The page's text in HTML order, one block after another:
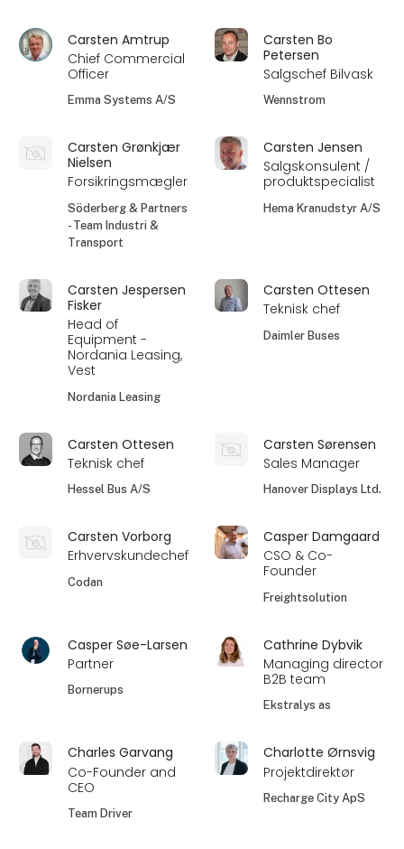
Carsten Amtrup
Chief Commercial
Officer
Emma Systems A/S
Carsten Bo
Petersen
Salgschef Bilvask
Wennstrom
Carsten Grønkjær
Nielsen
Forsikringsmægler
Söderberg & Partners
- Team Industri &
Transport
Carsten Jensen
Salgskonsulent /
produktspecialist
Hema Kranudstyr A/S
Carsten Jespersen
Fisker
Head of
Equipment -
Nordania Leasing,
Vest
Nordania Leasing
Carsten Ottesen
Teknisk chef
Daimler Buses
Carsten Ottesen
Teknisk chef
Hessel Bus A/S
Carsten Sørensen
Sales Manager
Hanover Displays Ltd.
Carsten Vorborg
Erhvervskundechef
Codan
Casper Damgaard
CSO & Co-
Founder
Freightsolution
Casper Søe-Larsen
Partner
Bornerups
Cathrine Dybvik
Managing director
B2B team
Ekstralys as
Charles Garvang
Co-Founder and
CEO
Team Driver
Charlotte Ørnsvig
Projektdirektør
Recharge City ApS